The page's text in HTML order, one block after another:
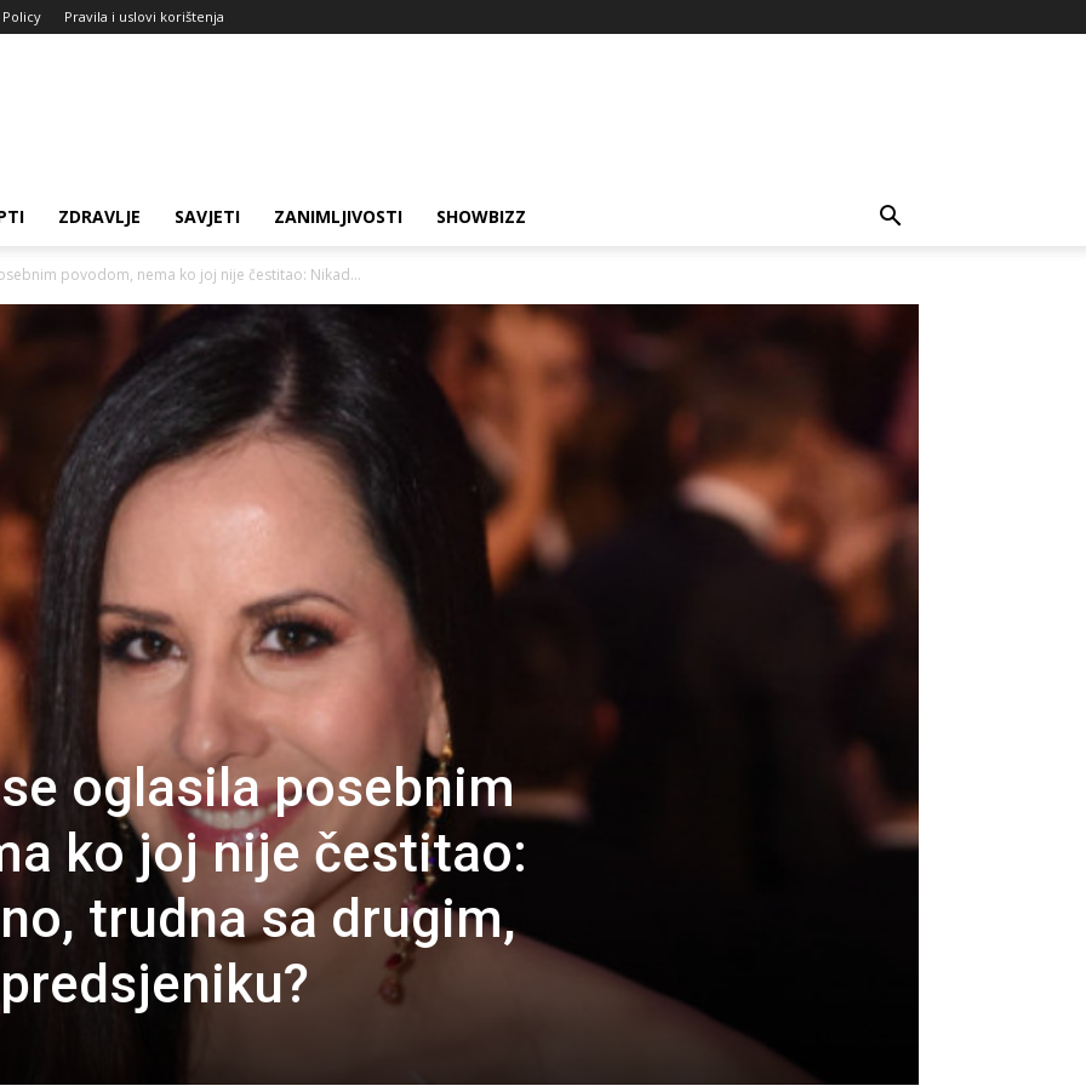
Pravila i uslovi korištenja
ZDRAVLJE SAVJETI ZANIMLJIVOSTI SHOWBIZZ
povodom, nema ko joj nije čestitao: Nikad...
oglasila posebnim
ko joj nije čestitao:
trudna sa drugim,